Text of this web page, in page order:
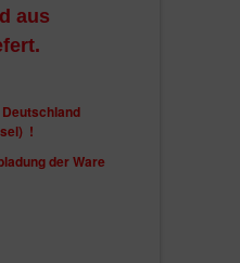
aus
!
der Ware